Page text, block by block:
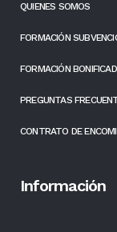
QUIENES SOMOS
FORMACIÓN
FORMACIÓN
PREGUNTAS
CONTRATO DE
Información